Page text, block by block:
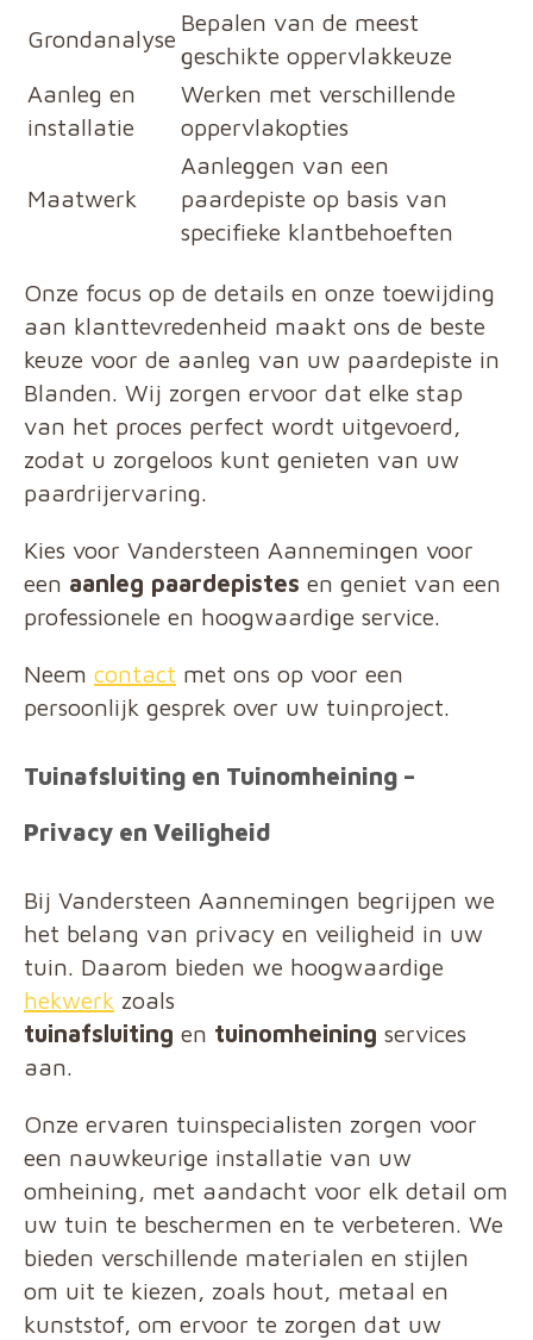
Grondanalyse
Bepalen van de meest
geschikte oppervlakkeuze
Aanleg en
installatie
Werken met verschillende
oppervlakopties
Maatwerk
Aanleggen van een
paardepiste op basis van
specifieke klantbehoeften
Onze focus op de details en onze toewijding
aan klanttevredenheid maakt ons de beste
keuze voor de aanleg van uw paardepiste in
Blanden. Wij zorgen ervoor dat elke stap
van het proces perfect wordt uitgevoerd,
zodat u zorgeloos kunt genieten van uw
paardrijervaring.
Kies voor Vandersteen Aannemingen voor
een aanleg paardepistes en geniet van een
professionele en hoogwaardige service.
Neem contact met ons op voor een
persoonlijk gesprek over uw tuinproject.
Tuinafsluiting en Tuinomheining –
Privacy en Veiligheid
Bij Vandersteen Aannemingen begrijpen we
het belang van privacy en veiligheid in uw
tuin. Daarom bieden we hoogwaardige
hekwerk zoals
tuinafsluiting en tuinomheining services
aan.
Onze ervaren tuinspecialisten zorgen voor
een nauwkeurige installatie van uw
omheining, met aandacht voor elk detail om
uw tuin te beschermen en te verbeteren. We
bieden verschillende materialen en stijlen
om uit te kiezen, zoals hout, metaal en
kunststof, om ervoor te zorgen dat uw